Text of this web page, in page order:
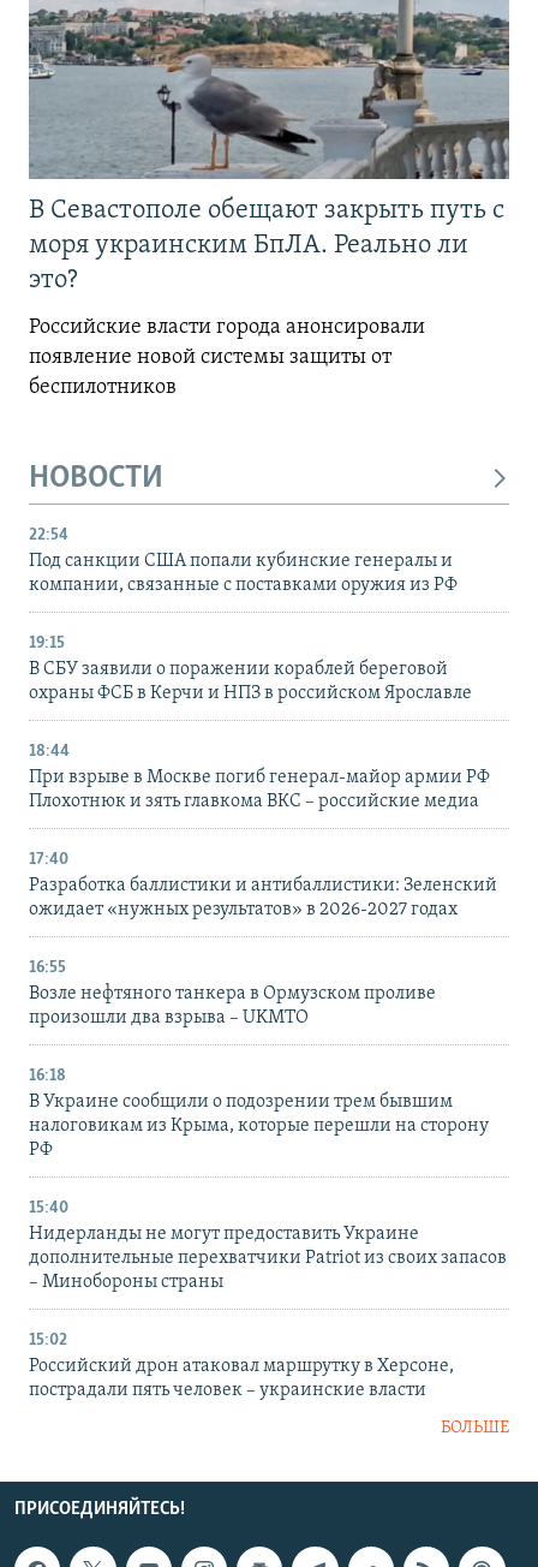
В Севастополе обещают закрыть путь с
моря украинским БпЛА. Реально ли
это?
Российские власти города анонсировали
появление новой системы защиты от
беспилотников
НОВОСТИ
22:54
Под санкции США попали кубинские генералы и
компании, связанные с поставками оружия из РФ
19:15
В СБУ заявили о поражении кораблей береговой
охраны ФСБ в Керчи и НПЗ в российском Ярославле
18:44
При взрыве в Москве погиб генерал-майор армии РФ
Плохотнюк и зять главкома ВКС – российские медиа
17:40
Разработка баллистики и антибаллистики: Зеленский
ожидает «нужных результатов» в 2026-2027 годах
16:55
Возле нефтяного танкера в Ормузском проливе
произошли два взрыва – UKMTO
16:18
В Украине сообщили о подозрении трем бывшим
налоговикам из Крыма, которые перешли на сторону
РФ
15:40
Нидерланды не могут предоставить Украине
дополнительные перехватчики Patriot из своих запасов
– Минобороны страны
15:02
Российский дрон атаковал маршрутку в Херсоне,
пострадали пять человек – украинские власти
БОЛЬШЕ
ПРИСОЕДИНЯЙТЕСЬ!